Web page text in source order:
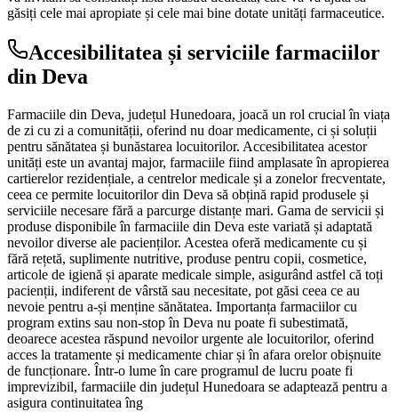
găsiți cele mai apropiate și cele mai bine dotate unități farmaceutice.
Accesibilitatea și serviciile farmaciilor
din Deva
Farmaciile din Deva, județul Hunedoara, joacă un rol crucial în viața
de zi cu zi a comunității, oferind nu doar medicamente, ci și soluții
pentru sănătatea și bunăstarea locuitorilor. Accesibilitatea acestor
unități este un avantaj major, farmaciile fiind amplasate în apropierea
cartierelor rezidențiale, a centrelor medicale și a zonelor frecventate,
ceea ce permite locuitorilor din Deva să obțină rapid produsele și
serviciile necesare fără a parcurge distanțe mari. Gama de servicii și
produse disponibile în farmaciile din Deva este variată și adaptată
nevoilor diverse ale pacienților. Acestea oferă medicamente cu și
fără rețetă, suplimente nutritive, produse pentru copii, cosmetice,
articole de igienă și aparate medicale simple, asigurând astfel că toți
pacienții, indiferent de vârstă sau necesitate, pot găsi ceea ce au
nevoie pentru a-și menține sănătatea. Importanța farmaciilor cu
program extins sau non-stop în Deva nu poate fi subestimată,
deoarece acestea răspund nevoilor urgente ale locuitorilor, oferind
acces la tratamente și medicamente chiar și în afara orelor obișnuite
de funcționare. Într-o lume în care programul de lucru poate fi
imprevizibil, farmaciile din județul Hunedoara se adaptează pentru a
asigura continuitatea îng